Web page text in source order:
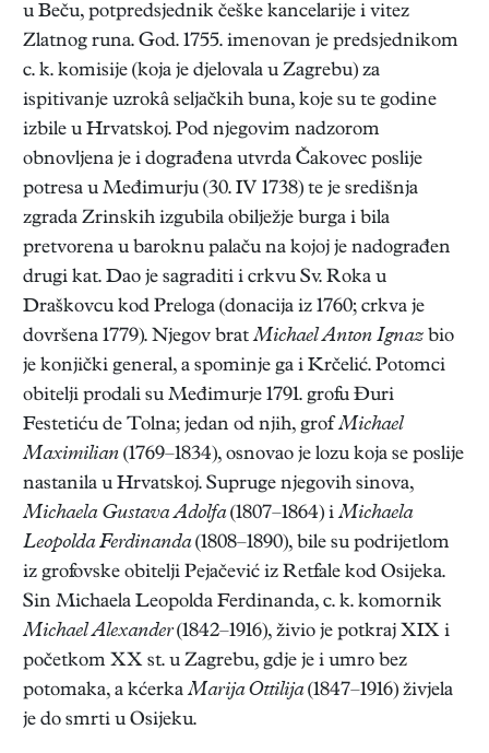
u Beču, potpredsjednik češke kancelarije i vitez
Zlatnog runa. God. 1755. imenovan je predsjednikom
c. k. komisije (koja je djelovala u Zagrebu) za
ispitivanje uzrokâ seljačkih buna, koje su te godine
izbile u Hrvatskoj. Pod njegovim nadzorom
obnovljena je i dograđena utvrda Čakovec poslije
potresa u Međimurju (30. IV 1738) te je središnja
zgrada Zrinskih izgubila obilježje burga i bila
pretvorena u baroknu palaču na kojoj je nadograđen
drugi kat. Dao je sagraditi i crkvu Sv. Roka u
Draškovcu kod Preloga (donacija iz 1760; crkva je
dovršena 1779). Njegov bratMichael Anton Ignaz bio
je konjički general, a spominje ga i Krčelić. Potomci
obitelji prodali su Međimurje 1791. grofu Đuri
Festetiću de Tolna; jedan od njih, grofMichael
Maximilian (1769–1834), osnovao je lozu koja se poslije
nastanila u Hrvatskoj. Supruge njegovih sinova,
Michaela Gustava Adolfa(1807–1864) iMichaela
Leopolda Ferdinanda(1808–1890), bile su podrijetlom
iz grofovske obitelji Pejačević iz Retfale kod Osijeka.
Sin Michaela Leopolda Ferdinanda, c. k. komornik
Michael Alexander(1842–1916), živio je potkraj XIX i
početkom XX st. u Zagrebu, gdje je i umro bez
potomaka, a kćerkaMarija Ottilija(1847–1916) živjela
je do smrti u Osijeku.